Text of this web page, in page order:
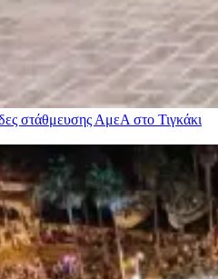
στάθμευσης ΑμεΑ στο Τιγκάκι